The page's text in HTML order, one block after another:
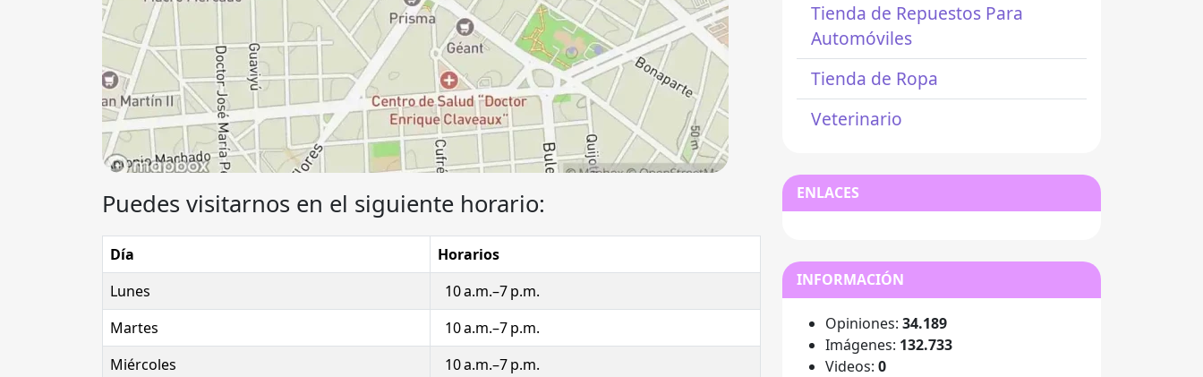
Puedes visitarnos en el siguiente horario:
Día
Horarios
Lunes
10 a.m.–7 p.m.
Martes
10 a.m.–7 p.m.
Miércoles
10 a.m.–7 p.m.
Tienda de Repuestos Para
Automóviles
Tienda de Ropa
Veterinario
ENLACES
INFORMACIÓN
Opiniones: 34.189
Imágenes: 132.733
Videos: 0